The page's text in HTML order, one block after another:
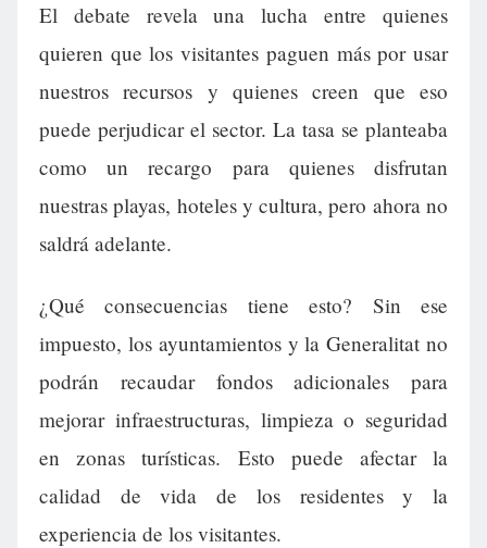
El debate revela una lucha entre quienes
quieren que los visitantes paguen más por usar
nuestros recursos y quienes creen que eso
puede perjudicar el sector. La tasa se planteaba
como un recargo para quienes disfrutan
nuestras playas, hoteles y cultura, pero ahora no
saldrá adelante.
¿Qué consecuencias tiene esto? Sin ese
impuesto, los ayuntamientos y la Generalitat no
podrán recaudar fondos adicionales para
mejorar infraestructuras, limpieza o seguridad
en zonas turísticas. Esto puede afectar la
calidad de vida de los residentes y la
experiencia de los visitantes.